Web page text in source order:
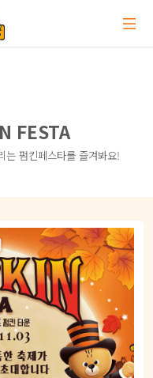
FESTA
는 펌킨페스타를 즐겨봐요!